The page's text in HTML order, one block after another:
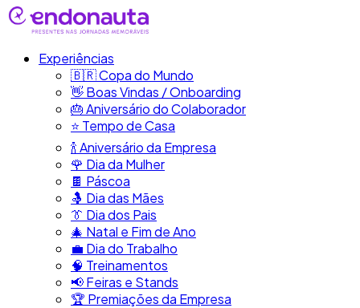
Experiências
🇧🇷​ Copa do Mundo
👋​ Boas Vindas / Onboarding
🎂​ Aniversário do Colaborador
⭐​ Tempo de Casa
​🍾​ Aniversário da Empresa
🌹 Dia da Mulher
🍫​ Páscoa
🤱 Dia das Mães
👔​ Dia dos Pais
🎄 Natal e Fim de Ano
💼​ Dia do Trabalho
🧠​ Treinamentos
📢​ Feiras e Stands
🏆 Premiações da Empresa